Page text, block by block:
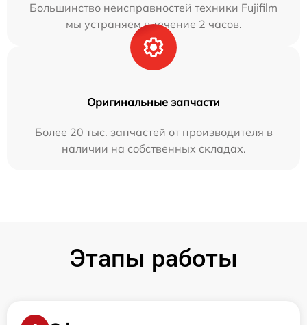
Большинство неисправностей техники Fujifilm
мы устраняем в течение 2 часов.
Оригинальные запчасти
Более 20 тыс. запчастей от производителя в
наличии на собственных складах.
Этапы работы